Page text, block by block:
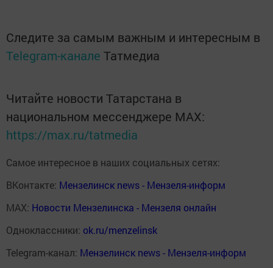
Следите за самым важным и интересным в
Telegram-канале Татмедиа
Читайте новости Татарстана в
национальном мессенджере MАХ:
https://max.ru/tatmedia
Самое интересное в наших социальных сетях:
ВКонтакте: Мензелинск news - Мензеля-информ
MAX: Новости Мензелинска - Мензеля онлайн
Одноклассники: ok.ru/menzelinsk
Telegram-канал: Мензелинск news - Мензеля-информ